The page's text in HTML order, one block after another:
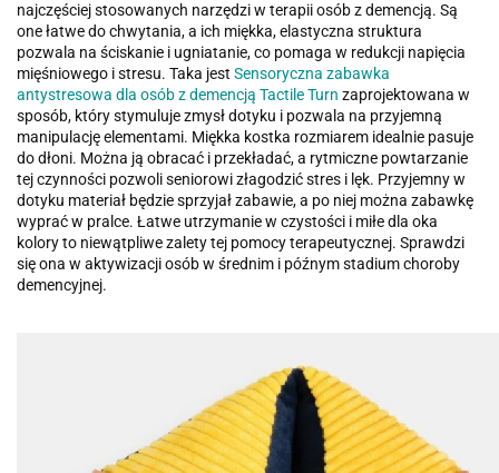
najczęściej stosowanych narzędzi w terapii osób z demencją. Są
one łatwe do chwytania, a ich miękka, elastyczna struktura
pozwala na ściskanie i ugniatanie, co pomaga w redukcji napięcia
mięśniowego i stresu. Taka jest Sensoryczna zabawka
antystresowa dla osób z demencją Tactile Turn zaprojektowana w
sposób, który stymuluje zmysł dotyku i pozwala na przyjemną
manipulację elementami. Miękka kostka rozmiarem idealnie pasuje
do dłoni. Można ją obracać i przekładać, a rytmiczne powtarzanie
tej czynności pozwoli seniorowi złagodzić stres i lęk. Przyjemny w
dotyku materiał będzie sprzyjał zabawie, a po niej można zabawkę
wyprać w pralce. Łatwe utrzymanie w czystości i miłe dla oka
kolory to niewątpliwe zalety tej pomocy terapeutycznej. Sprawdzi
się ona w aktywizacji osób w średnim i późnym stadium choroby
demencyjnej.